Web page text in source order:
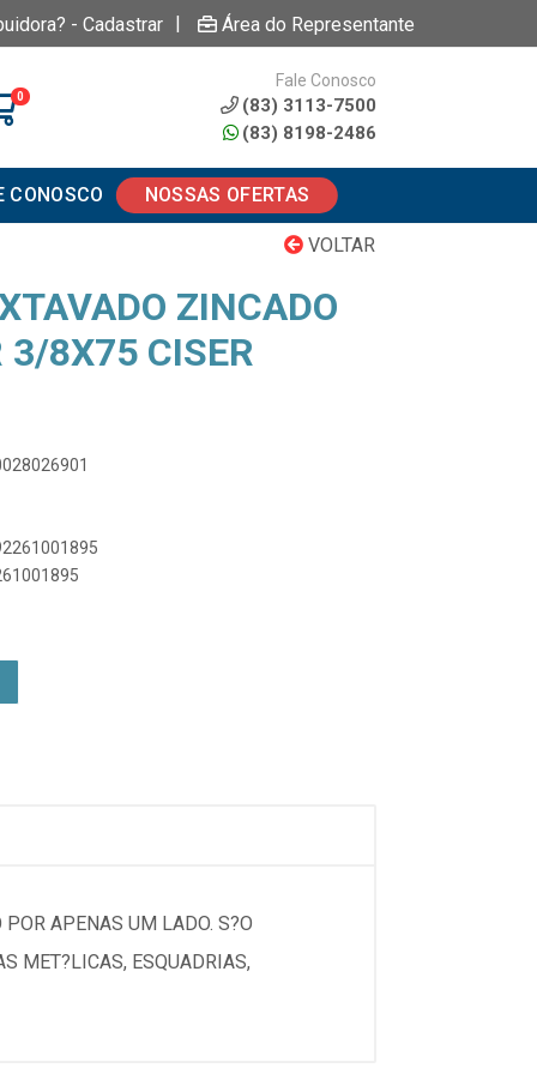
- Cadastrar | Área do Representante
0
Fale Conosco
(83) 3113-7500
(83) 8198-2486
CONOSCO NOSSAS OFERTAS
VOLTAR
ZINCADO
3/8X75 CISER
APENAS UM LADO. S?O
MET?LICAS, ESQUADRIAS,